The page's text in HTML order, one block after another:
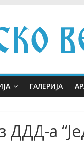
ГАЛЕРИЈА
а